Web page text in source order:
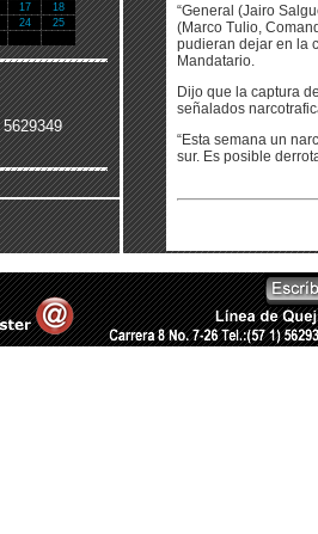
17
18
24
25
5629349
“General (Jairo
(Marco Tulio,
pudieran dejar en la
Mandatario.
Dijo que la captura
señalados
“Esta semana un
sur. Es posible